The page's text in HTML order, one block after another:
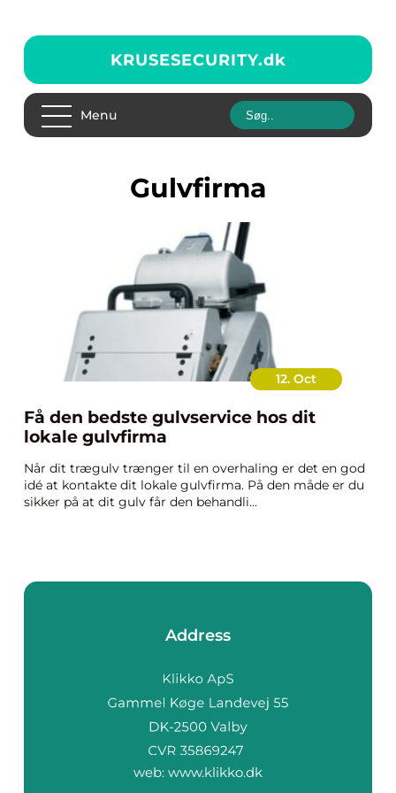
KRUSESECURITY.dk
Menu
Gulvfirma
12. Oct
Få den bedste gulvservice hos dit
lokale gulvfirma
Når dit trægulv trænger til en overhaling er det en god
idé at kontakte dit lokale gulvfirma. På den måde er du
sikker på at dit gulv får den behandli...
Address
web: www.klikko.dk